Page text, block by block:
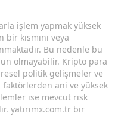
işlem yapmak yüksek
bir kısmını veya
Bu nedenle bu
olmayabilir. Kripto para
politik gelişmeler ve
ani ve yüksek
ise mevcut risk
yatirimx.com.tr bir